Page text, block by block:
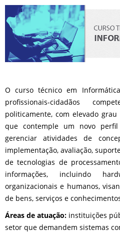
O curso técnico em
profissionais-cidadãos
politicamente, com elevado
que contemple um novo
gerenciar atividades de
implementação, avaliação,
de tecnologias de
informações, incluindo
organizacionais e humanos,
de bens, serviços e
Áreas de atuação: instituições
setor que demandem sistemas